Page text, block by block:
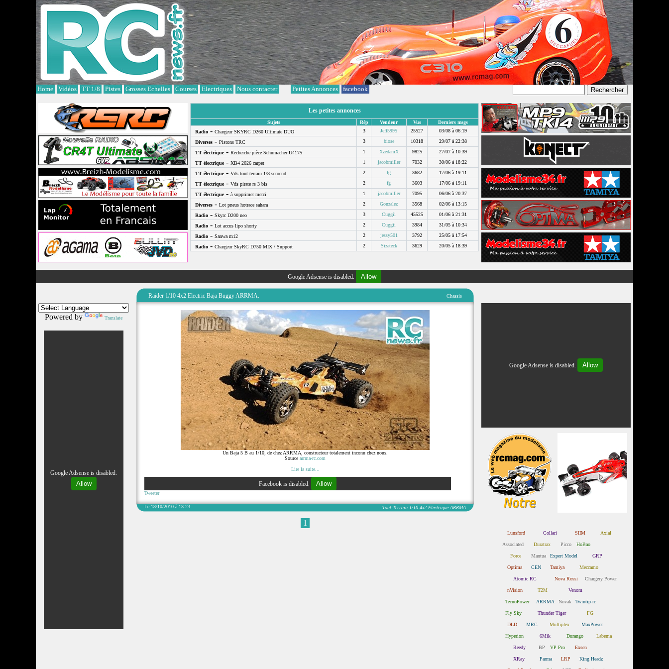
Home Vidéos TT 1/8 Pistes Grosses Echelles Courses Electriques Nous contacter Petites Annonces facebook
Les petites annonces
Sujets Rép Vendeur Vus
Derniers msgs
Radio - Chargeur SKYRC D260 Ultimate DUO 3 Jeff5995 25527 03/08 à 06:19
Diverses - Pistons TRC 3 biose 10318 29/07 à 22:38
TT électrique- Recherche pièce Schumacher U4175 1 XzedamX 9825 27/07 à 10:39
TT électrique- XB4 2026 carpet 1 jacobmiller 7032 30/06 à 18:22
TT électrique- Vds tout terrain 1/8 seroend 2 fg 3682 17/06 à 19:11
TT électrique- Vds pirate rs 3 bls 2 fg 3603 17/06 à 19:11
TT électrique- à supprimer merci 1 jacobmiller 7095 06/06 à 20:37
Diverses - Lot pneus hotrace sahara 2 Gonzalez 3568 02/06 à 13:15
Radio - Skyrc D200 neo 3 Cuggii 45525 01/06 à 21:31
Radio - Lot accus lipo shorty 2 Cuggii 3984 31/05 à 10:34
Radio - Sanwa m12 2 jessy501 3792 25/05 à 17:54
Radio - Chargeur SkyRC D750 MIX / Support 2 Sizateck 3629 20/05 à 18:39
Google Adsense is disabled. Allow
Powered by Translate
Google Adsense is disabled.
Allow
Raider 1/10 4x2 Electric Baja Buggy ARRMA. Chassis
Un Baja 5 B au 1/10, de chez ARRMA, constructeur totalement inconu chez nous.
Source arrma-rc.com
Lire la suite...
Facebook is disabled. Allow
Tweeter
Le 18/10/2010 à 13:23 Tout-Terrain 1/10 4x2 Electrique ARRMA
1
Google Adsense is disabled. Allow
Lunsford Collari SIIM Axial
Associated Duratrax Picco HoBao
Force Mantua Expert Model GRP
Optima CEN Tamiya Meccamo
Atomic RC Nova Rossi Chargery Power
nVision T2M Venom
TecnoPower ARRMA Novak Twintip-rc
Fly Sky Thunder Tiger FG
DLD MRC Multiplex MaxPower
Hyperion 6Mik Durango Labema
Reedy BP VP Pro Exsen
XRay Parma LRP King Headz
Cookies management panel